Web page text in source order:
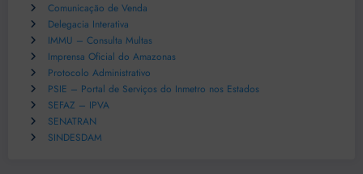
Comunicação de Venda
Delegacia Interativa
IMMU – Consulta Multas
Imprensa Oficial do Amazonas
Protocolo Administrativo
PSIE – Portal de Serviços do Inmetro nos Estados
SEFAZ – IPVA
SENATRAN
SINDESDAM